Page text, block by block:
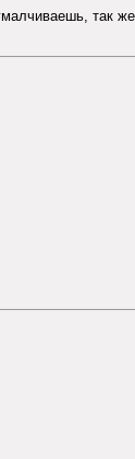
так